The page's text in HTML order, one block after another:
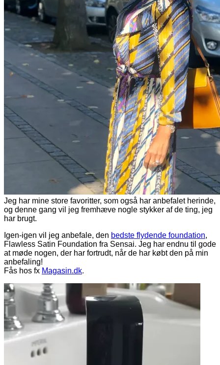
Jeg har mine store favoritter, som også har anbefalet herinde,
og denne gang vil jeg fremhæve nogle stykker af de ting, jeg
har brugt.
Igen-igen vil jeg anbefale, den bedste flydende foundation,
Flawless Satin Foundation fra Sensai. Jeg har endnu til gode
at møde nogen, der har fortrudt, når de har købt den på min
anbefaling!
Fås hos fx Magasin.dk.